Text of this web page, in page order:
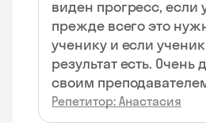
виден прогресс, если
прежде всего это
ученику и если
результат есть. Очень
своим
Репетитор: Анастасия